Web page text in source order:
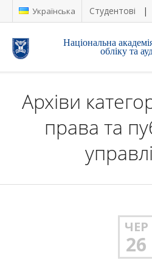
Українська Студентові
Національна
обліку та
Архіви
права та
ЧЕР
26